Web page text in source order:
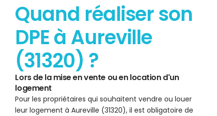
Quand réaliser son
DPE à Aureville
(31320) ?
Lors de la mise en vente ou en location d'un
logement
Pour les propriétaires qui souhaitent vendre ou louer
leur logement à Aureville (31320), il est obligatoire de